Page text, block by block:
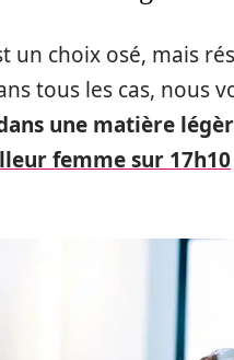
un choix osé, mais
tous les cas, nous
une matière
femme sur 17h10